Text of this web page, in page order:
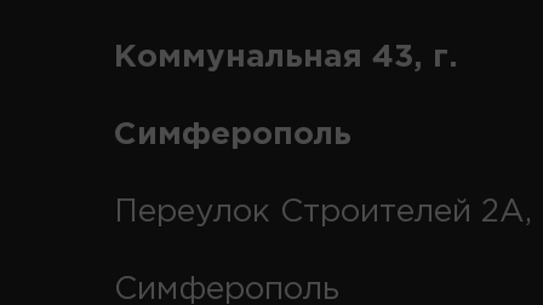
Коммунальная 43, г.
Симферополь
Переулок Строителей 2А,
Симферополь